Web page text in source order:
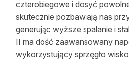
czterobiegowe i dosyć
skutecznie pozbawiają nas
generując wyższe spalanie i
II ma dość zaawansowany
wykorzystujący sprzęgło